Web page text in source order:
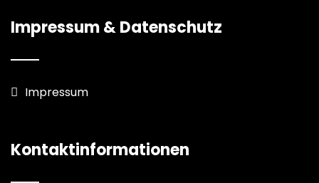
Impressum & Datenschutz
Impressum
Kontaktinformationen